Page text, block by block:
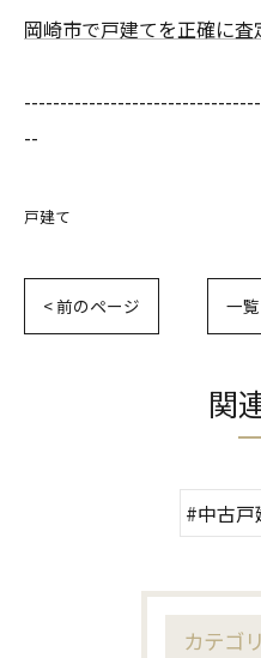
岡崎市で戸建てを正確に査
--
戸建て
< 前のページ 一
関
#中古戸
カテゴ